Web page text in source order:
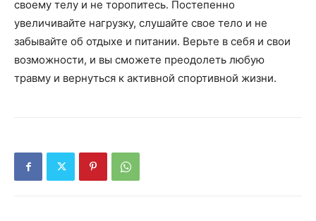
своему телу и не торопитесь. Постепенно
увеличивайте нагрузку, слушайте свое тело и не
забывайте об отдыхе и питании. Верьте в себя и свои
возможности, и вы сможете преодолеть любую
травму и вернуться к активной спортивной жизни.